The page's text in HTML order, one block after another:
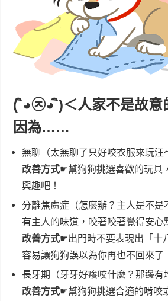
( ิ◕㉨◕ ิ)＜人家不是故意
因為……
無聊（太無聊了只好咬衣服來玩汪
改善方式☛幫狗狗挑選喜歡的玩具
興趣吧！
分離焦慮症（怎麼辦？主人是不是
有主人的味道，咬著咬著覺得安
改善方式☛出門時不要表現出「十
容易讓狗狗誤以為你再也不回來了
長牙期（牙牙好癢咬什麼？那邊有
改善方式☛幫狗狗挑選合適的啃咬